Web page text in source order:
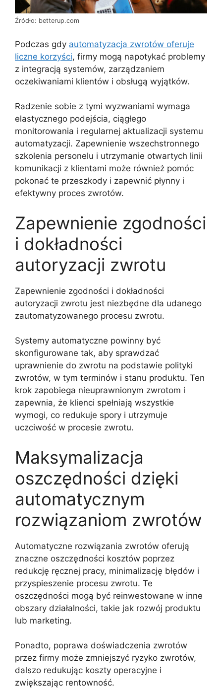
Źródło: betterup.com
Podczas gdy automatyzacja zwrotów oferuje
liczne korzyści, firmy mogą napotykać problemy
z integracją systemów, zarządzaniem
oczekiwaniami klientów i obsługą wyjątków.
Radzenie sobie z tymi wyzwaniami wymaga
elastycznego podejścia, ciągłego
monitorowania i regularnej aktualizacji systemu
automatyzacji. Zapewnienie wszechstronnego
szkolenia personelu i utrzymanie otwartych linii
komunikacji z klientami może również pomóc
pokonać te przeszkody i zapewnić płynny i
efektywny proces zwrotów.
Zapewnienie zgodności
i dokładności
autoryzacji zwrotu
Zapewnienie zgodności i dokładności
autoryzacji zwrotu jest niezbędne dla udanego
zautomatyzowanego procesu zwrotu.
Systemy automatyczne powinny być
skonfigurowane tak, aby sprawdzać
uprawnienie do zwrotu na podstawie polityki
zwrotów, w tym terminów i stanu produktu. Ten
krok zapobiega nieuprawnionym zwrotom i
zapewnia, że klienci spełniają wszystkie
wymogi, co redukuje spory i utrzymuje
uczciwość w procesie zwrotu.
Maksymalizacja
oszczędności dzięki
automatycznym
rozwiązaniom zwrotów
Automatyczne rozwiązania zwrotów oferują
znaczne oszczędności kosztów poprzez
redukcję ręcznej pracy, minimalizację błędów i
przyspieszenie procesu zwrotu. Te
oszczędności mogą być reinwestowane w inne
obszary działalności, takie jak rozwój produktu
lub marketing.
Ponadto, poprawa doświadczenia zwrotów
przez firmy może zmniejszyć ryzyko zwrotów,
dalszo redukując koszty operacyjne i
zwiększając rentowność.